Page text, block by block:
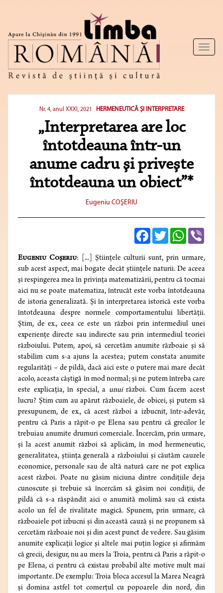
Toggle
Nr. 4, anul XXXI, 2021 HERMENEUTICĂ ȘI INTERPRETARE
„Interpretarea are loc
întotdeauna într-un
anume cadru şi priveşte
întotdeauna un obiect”*
Eugeniu COŞERIU
FacebookTwitterWhatsApp
Eugeniu Coșeriu: [...] Ştiinţele culturii sunt, prin urmare,
sub acest aspect, mai bogate decât ştiinţele naturii. De aceea
şi respingerea mea în privinţa matematizării, pentru că tocmai
aici nu se poate matematiza, întrucât este vorba întotdeauna
de istoria generalizată. Şi în interpretarea istorică este vorba
întotdeauna despre normele comportamentului libertăţii.
Ştim, de ex., ceea ce este un război prin intermediul unei
experienţe directe sau indirecte sau prin intermediul teoriei
războiului. Putem, apoi, să cercetăm anumite războaie şi să
stabilim cum s-a ajuns la acestea; putem constata anumite
regularităţi – de pildă, dacă aici este o putere mai mare decât
acolo, aceasta câştigă în mod normal; şi ne putem întreba care
este explicaţia, în special, a unuirăzboi. Cum facem acest
lucru? Ştim cum au apărut războaiele, de obicei, şi putem să
presupunem, de ex., că acest război a izbucnit, într-adevăr,
pentru că Paris a răpit-o pe Elena sau pentru că grecilor le
trebuiau anumite drumuri comerciale. Încercăm, prin urmare,
şi la acest anumit război să aplicăm, în mod hermeneutic,
generalitatea, ştiinţa generală a războiului şi căutăm cauzele
economice, personale sau de altă natură care ne pot explica
acest război. Poate nu găsim niciuna dintre condiţiile deja
cunoscute şi trebuie să încercăm să găsim noi condiţii, de
pildă că s-a răspândit aici o anumită molimă sau că exista
acolo un fel de rivalitate magică. Spunem, prin urmare, că
războaiele pot izbucni şi din această cauză şi ne propunem să
cercetăm războaie noi şi din acest punct de vedere. Sau găsim
anumite explicaţii logice şi altele mai puţin logice şi afirmăm
că grecii, desigur, nu au mers la Troia, pentru că Paris a răpit-o
pe Elena, ci pentru că existau probabil alte motive mult mai
importante. De exemplu: Troia bloca accesul la Marea Neagră
şi domina astfel tot comerţul cu popoarele din nord, din